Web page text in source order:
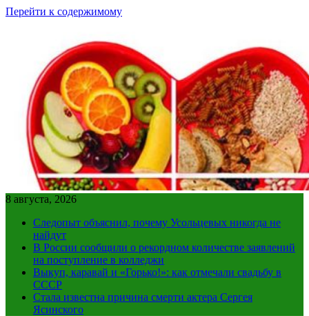
Перейти к содержимому
8 августа, 2026
Следопыт объяснил, почему Усольцевых никогда не
найдут
В России сообщили о рекордном количестве заявлений
на поступление в колледжи
Выкуп, каравай и «Горько!»: как отмечали свадьбу в
СССР
Стала известна причина смерти актера Сергея
Ясинского